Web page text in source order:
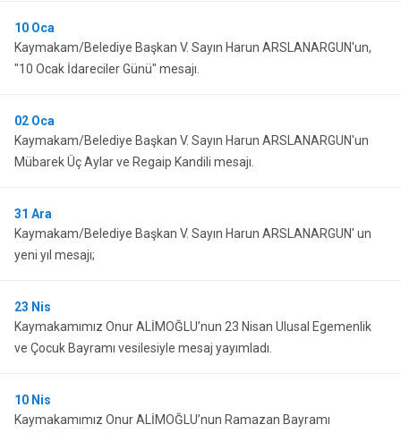
10 Oca
Kaymakam/Belediye Başkan V. Sayın Harun ARSLANARGUN'un,
"10 Ocak İdareciler Günü" mesajı.
02 Oca
Kaymakam/Belediye Başkan V. Sayın Harun ARSLANARGUN'un
Mübarek Üç Aylar ve Regaip Kandili mesajı.
31 Ara
Kaymakam/Belediye Başkan V. Sayın Harun ARSLANARGUN' un
yeni yıl mesajı;
23 Nis
Kaymakamımız Onur ALİMOĞLU’nun 23 Nisan Ulusal Egemenlik
ve Çocuk Bayramı vesilesiyle mesaj yayımladı.
10 Nis
Kaymakamımız Onur ALİMOĞLU’nun Ramazan Bayramı